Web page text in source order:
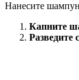
Нанесите
Капните
Разведите